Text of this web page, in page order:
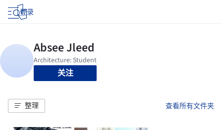
登录
关注
整理 查看所有文件夹